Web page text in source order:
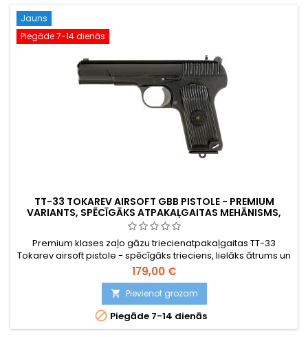
Jauns
Piegāde 7-14 dienās
TT-33 TOKAREV AIRSOFT GBB PISTOLE - PREMIUM
VARIANTS, SPĒCĪGĀKS ATPAKAĻGAITAS MEHĀNISMS,
PADOMJU II PASAULES KARA PISTOLE
Premium klases zaļo gāzu triecienatpakaļgaitas TT-33
Tokarev airsoft pistole - spēcīgāks trieciens, lielāks ātrums un
lielāks 14 patronu magazīns nekā standarta variantam.
Fjodora Tokareva izstrādātais padomju Otrā pasaules kara
šaujamierocis. ~ 310 FPS / 0,84 J, 194 mm, 680 g.
179,00 €
 Pievienot grozam
 Piegāde 7-14 dienās